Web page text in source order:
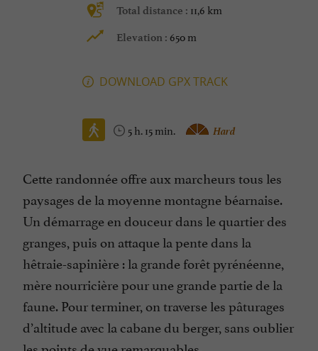
Total distance : 11,6 km
Elevation : 650 m
DOWNLOAD GPX TRACK
5 h. 15 min. Hard
Cette randonnée offre aux marcheurs tous les
paysages de la moyenne montagne béarnaise.
Un démarrage en douceur dans le quartier des
granges, puis on attaque la pente dans la
hêtraie-sapinière : la grande forêt pyrénéenne,
mère nourricière pour une grande partie de la
faune. Pour terminer, on traverse les pâturages
d’altitude avec la cabane du berger, sans oublier